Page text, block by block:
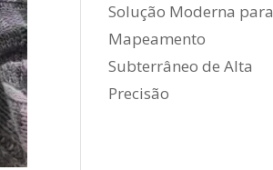
Solução Moderna para
Mapeamento
Subterrâneo de Alta
Precisão